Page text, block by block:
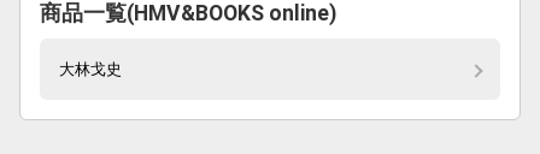
商品一覧(HMV&BOOKS online)
大林戈史